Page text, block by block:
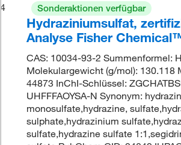
4
Sonderaktionen verfügbar
Hydraziniumsulfat,
Analyse Fisher
CAS: 10034-93-2 Summenformel:
Molekulargewicht (g/mol): 130.118
44873 InChI-Schlüssel:
UHFFFAOYSA-N Synonym:
monosulfate,hydrazine,
sulphate,hydrazinium
sulfate,hydrazine sulfate